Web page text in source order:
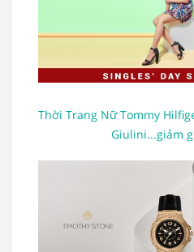
Thời Trang Nữ Tommy
Giulini...giảm